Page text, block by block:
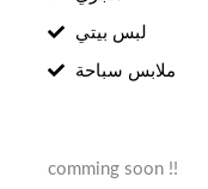
لبس بيتي
ملابس سباحة
comming soon !!